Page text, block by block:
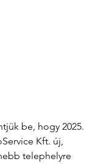
be, hogy 2025.
Kft. új,
telephelyre